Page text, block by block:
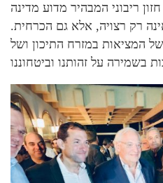
ריבוני המבהיר מדוע מדינה
רק רצויה, אלא גם הכרחית.
המציאות במזרח התיכון ושל